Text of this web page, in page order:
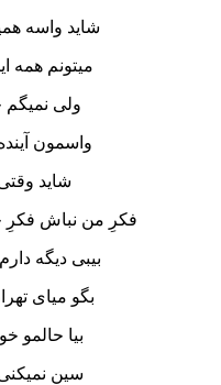
شاید واسه
میتونم همه
ولی
‌واسمون
شاید
فکرِ من نباش
بیبی دیگه
بگو میای
بیا حالمو
سین